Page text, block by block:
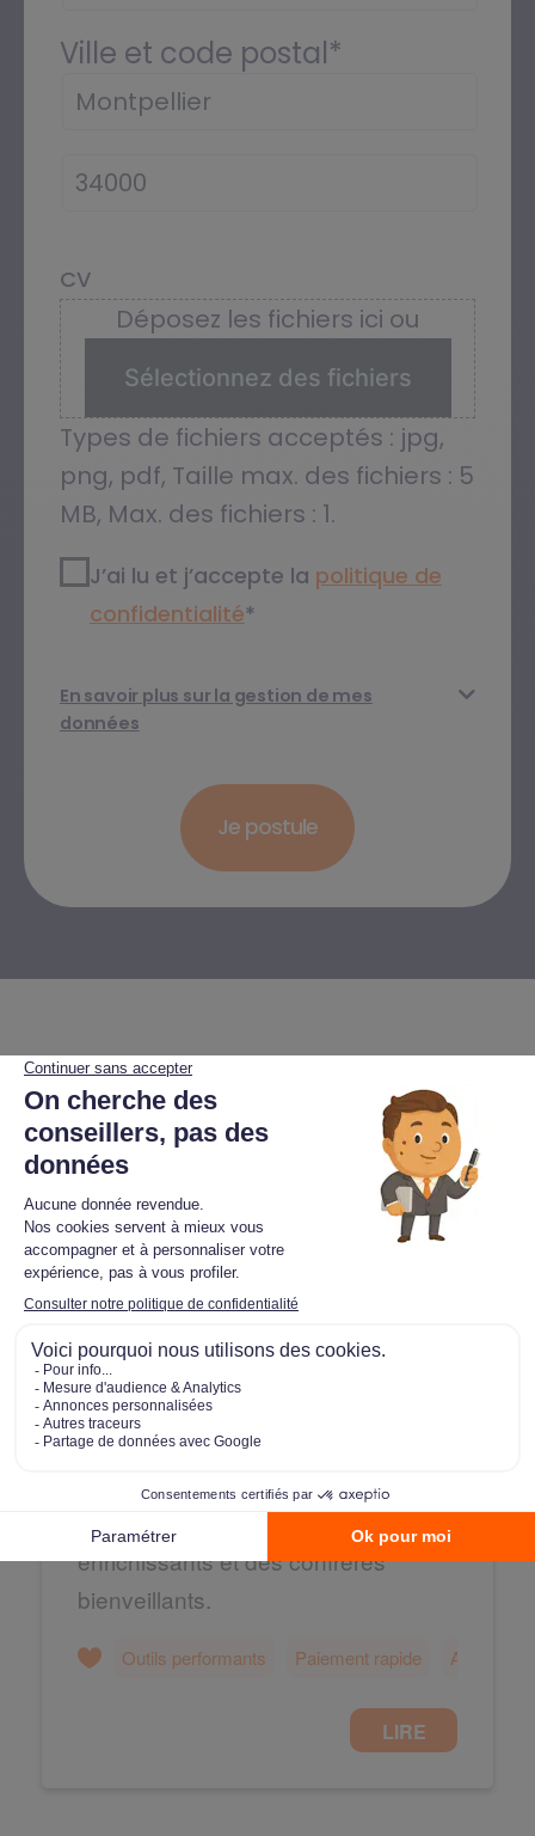
Ville et code postal*
CV
Déposez les fichiers ici ou
Sélectionnez des fichiers
Types de fichiers acceptés : jpg,
png, pdf, Taille max. des fichiers : 5
MB, Max. des fichiers : 1.
RGPD2 *
J’ai lu et j’accepte la politique de
confidentialité​*
En savoir plus sur la gestion de mes
données
Nos conseillers immobiliers partagent
leur expérience